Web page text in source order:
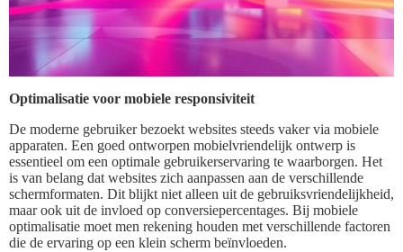
Optimalisatie voor mobiele responsiviteit
De moderne gebruiker bezoekt websites steeds vaker via mobiele
apparaten. Een goed ontworpen mobielvriendelijk ontwerp is
essentieel om een optimale gebruikerservaring te waarborgen. Het
is van belang dat websites zich aanpassen aan de verschillende
schermformaten. Dit blijkt niet alleen uit de gebruiksvriendelijkheid,
maar ook uit de invloed op conversiepercentages. Bij mobiele
optimalisatie moet men rekening houden met verschillende factoren
die de ervaring op een klein scherm beïnvloeden.